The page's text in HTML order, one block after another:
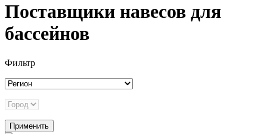
Поставщики навесов для
бассейнов
Фильтр